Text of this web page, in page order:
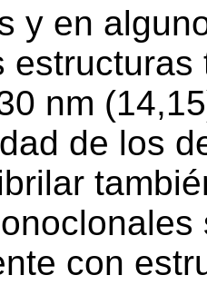
y en
nm
de los
con